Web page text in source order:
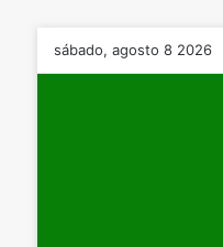
sábado, agosto 8 2026